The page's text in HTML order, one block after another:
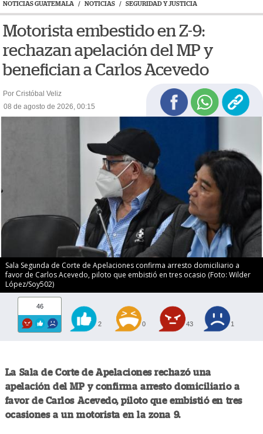
NOTICIAS GUATEMALA / NOTICIAS / SEGURIDAD Y JUSTICIA
Motorista embestido en Z-9:
rechazan apelación del MP y
benefician a Carlos Acevedo
Por Cristóbal Veliz
08 de agosto de 2026, 00:15
Sala Segunda de Corte de Apelaciones confirma arresto domiciliario a
favor de Carlos Acevedo, piloto que embistió en tres ocasio (Foto: Wilder
López/Soy502)
46
2 0 43 1
La Sala de Corte de Apelaciones rechazó una
apelación del MP y confirma arresto domiciliario a
favor de Carlos Acevedo, piloto que embistió en tres
ocasiones a un motorista en la zona 9.